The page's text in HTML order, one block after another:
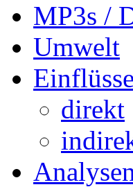
MP3s /
Umwelt
Einflüsse
direkt